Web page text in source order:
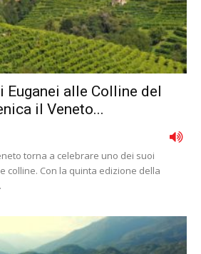
Euganei alle Colline del
il Veneto...
torna a celebrare uno dei suoi
colline. Con la quinta edizione della